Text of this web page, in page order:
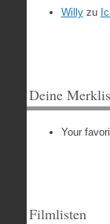
Willyzu
Deine
Your
Filmlisten